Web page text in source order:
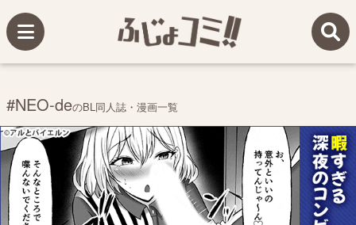
#NEO-deのBL同人誌・漫画一覧